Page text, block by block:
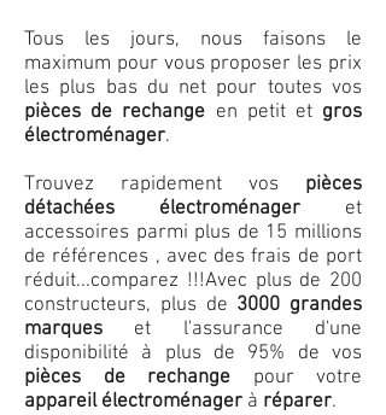
Tous les jours, nous faisons le
maximum pour vous proposer les prix
les plus bas du net pour toutes vos
pièces de rechange en petit et gros
électroménager.
Trouvez rapidement vos pièces
détachées électroménager et
accessoires parmi plus de 15 millions
de références , avec des frais de port
réduit...comparez !!!Avec plus de 200
constructeurs, plus de 3000 grandes
marques et l'assurance d'une
disponibilité à plus de 95% de vos
pièces de rechange pour votre
appareil électroménager à réparer.